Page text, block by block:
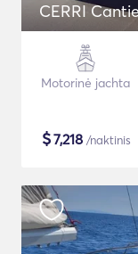
CERRI
Motorinė jachta
$7,218 /naktinis